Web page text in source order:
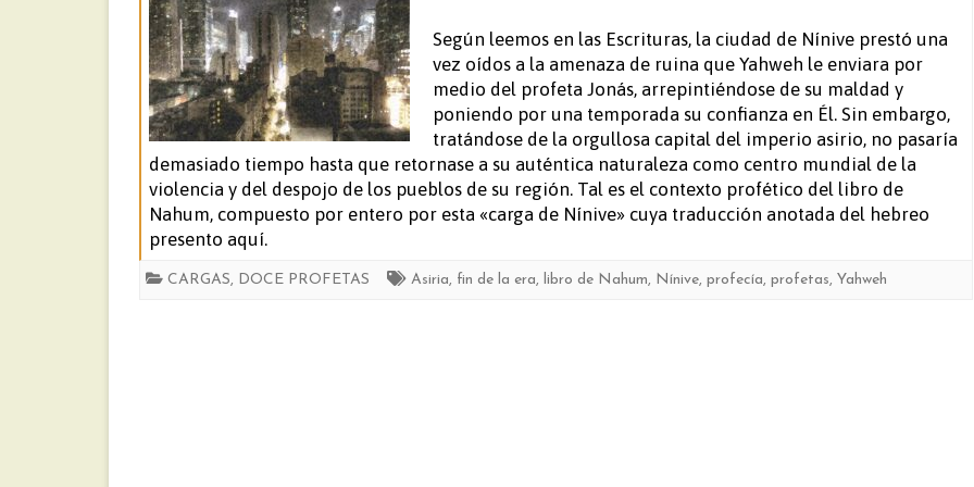
Según leemos en las Escrituras, la ciudad de Nínive prestó una
vez oídos a la amenaza de ruina que Yahweh le enviara por
medio del profeta Jonás, arrepintiéndose de su maldad y
poniendo por una temporada su confianza en Él. Sin embargo,
tratándose de la orgullosa capital del imperio asirio, no pasaría
demasiado tiempo hasta que retornase a su auténtica naturaleza como centro mundial de la
violencia y del despojo de los pueblos de su región. Tal es el contexto profético del libro de
Nahum, compuesto por entero por esta «carga de Nínive» cuya traducción anotada del hebreo
presento aquí.
CARGAS, DOCE PROFETAS Asiria, fin de la era, libro de Nahum, Nínive, profecía, profetas, Yahweh